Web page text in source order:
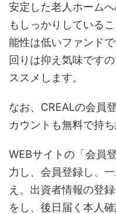
安定した老人ホーム
もしっかりしている
能性は低いファンド
回りは抑え気味です
ススメします。
なお、CREALの会員
カウントも無料で持
WEBサイトの「会員
力し、会員登録し、
え、出資者情報の登
をし、後日届く本人